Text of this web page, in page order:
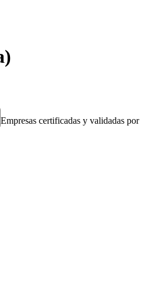
)
Empresas certificadas y validadas por